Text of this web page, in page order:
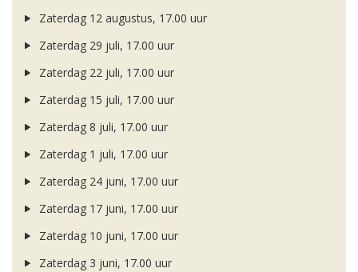
Zaterdag 12 augustus, 17.00 uur
Zaterdag 29 juli, 17.00 uur
Zaterdag 22 juli, 17.00 uur
Zaterdag 15 juli, 17.00 uur
Zaterdag 8 juli, 17.00 uur
Zaterdag 1 juli, 17.00 uur
Zaterdag 24 juni, 17.00 uur
Zaterdag 17 juni, 17.00 uur
Zaterdag 10 juni, 17.00 uur
Zaterdag 3 juni, 17.00 uur